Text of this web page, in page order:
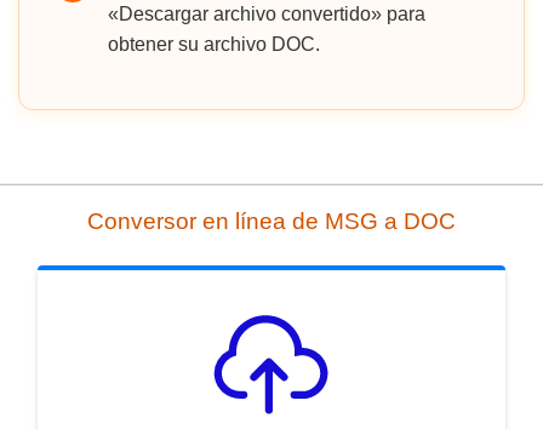
«Descargar archivo convertido» para
obtener su archivo DOC.
Conversor en línea de MSG a DOC